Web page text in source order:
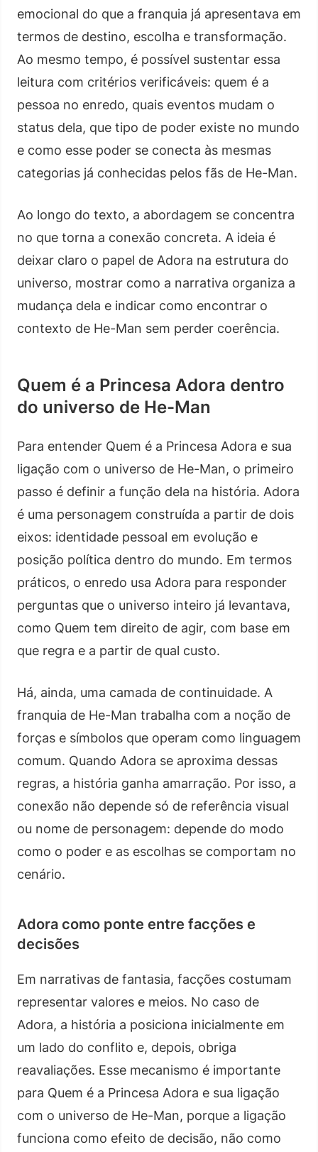
emocional do que a franquia já apresentava em
termos de destino, escolha e transformação.
Ao mesmo tempo, é possível sustentar essa
leitura com critérios verificáveis: quem é a
pessoa no enredo, quais eventos mudam o
status dela, que tipo de poder existe no mundo
e como esse poder se conecta às mesmas
categorias já conhecidas pelos fãs de He-Man.
Ao longo do texto, a abordagem se concentra
no que torna a conexão concreta. A ideia é
deixar claro o papel de Adora na estrutura do
universo, mostrar como a narrativa organiza a
mudança dela e indicar como encontrar o
contexto de He-Man sem perder coerência.
Quem é a Princesa Adora dentro
do universo de He-Man
Para entender Quem é a Princesa Adora e sua
ligação com o universo de He-Man, o primeiro
passo é definir a função dela na história. Adora
é uma personagem construída a partir de dois
eixos: identidade pessoal em evolução e
posição política dentro do mundo. Em termos
práticos, o enredo usa Adora para responder
perguntas que o universo inteiro já levantava,
como Quem tem direito de agir, com base em
que regra e a partir de qual custo.
Há, ainda, uma camada de continuidade. A
franquia de He-Man trabalha com a noção de
forças e símbolos que operam como linguagem
comum. Quando Adora se aproxima dessas
regras, a história ganha amarração. Por isso, a
conexão não depende só de referência visual
ou nome de personagem: depende do modo
como o poder e as escolhas se comportam no
cenário.
Adora como ponte entre facções e
decisões
Em narrativas de fantasia, facções costumam
representar valores e meios. No caso de
Adora, a história a posiciona inicialmente em
um lado do conflito e, depois, obriga
reavaliações. Esse mecanismo é importante
para Quem é a Princesa Adora e sua ligação
com o universo de He-Man, porque a ligação
funciona como efeito de decisão, não como